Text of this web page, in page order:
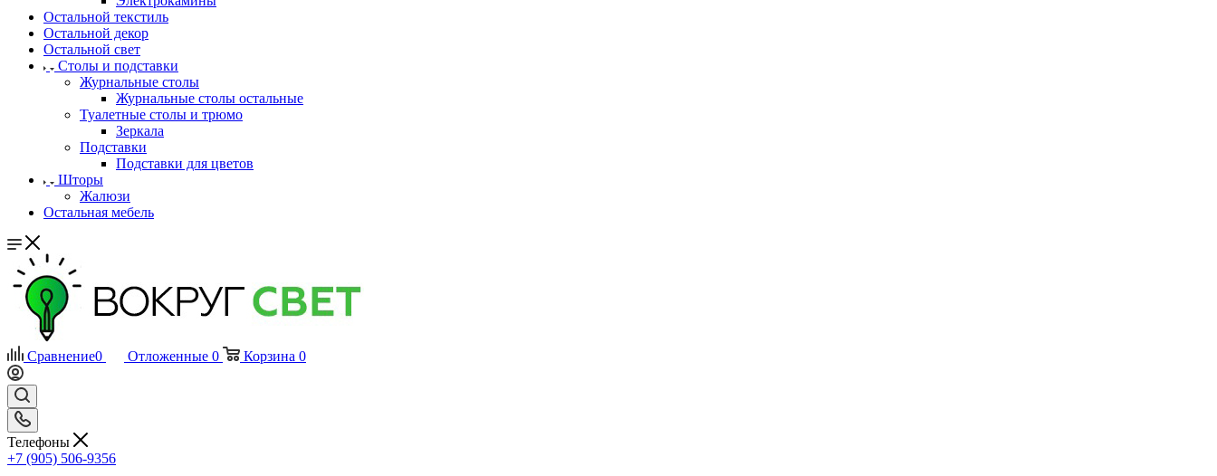
Остальной текстиль
Остальной декор
Остальной свет
Столы и подставки
Журнальные столы
Журнальные столы остальные
Туалетные столы и трюмо
Зеркала
Подставки
Подставки для цветов
Шторы
Жалюзи
Остальная мебель
Сравнение0 Отложенные 0 Корзина 0
Телефоны
+7 (905) 506-9356